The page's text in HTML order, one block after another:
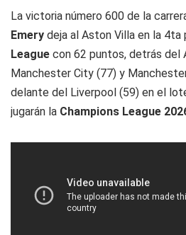
La victoria número 600 de la
Emery deja al Aston Villa en la 4ta
League con 62 puntos, detrás del
Manchester City (77) y
delante del Liverpool (59) en el
jugarán la Champions League